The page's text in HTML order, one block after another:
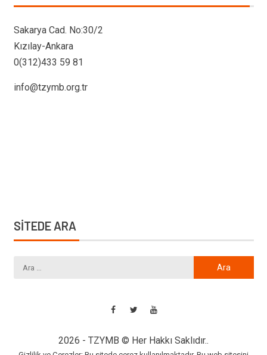
Sakarya Cad. No:30/2
Kızılay-Ankara
0(312)433 59 81
info@tzymb.org.tr
SİTEDE ARA
2026 - TZYMB © Her Hakkı Saklıdır..